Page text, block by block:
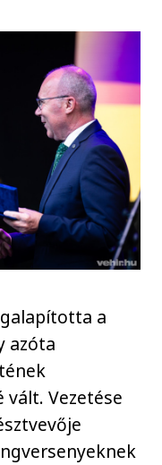
a
azóta
vált. Vezetése